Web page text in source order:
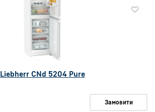
Liebherr CNd 5204 Pure
Замовити